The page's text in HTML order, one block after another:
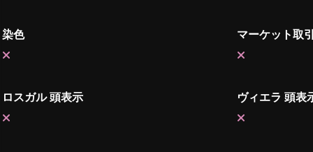
染色 マーケット取
ロスガル 頭表示 ヴィエラ 頭表